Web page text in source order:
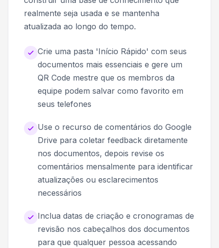
realmente seja usada e se mantenha
atualizada ao longo do tempo.
Crie uma pasta 'Início Rápido' com seus
documentos mais essenciais e gere um
QR Code mestre que os membros da
equipe podem salvar como favorito em
seus telefones
Use o recurso de comentários do Google
Drive para coletar feedback diretamente
nos documentos, depois revise os
comentários mensalmente para identificar
atualizações ou esclarecimentos
necessários
Inclua datas de criação e cronogramas de
revisão nos cabeçalhos dos documentos
para que qualquer pessoa acessando